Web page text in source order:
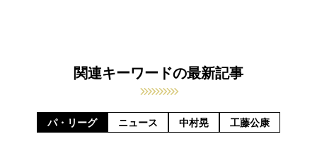
関連キーワードの最新記事
パ・リーグ ニュース 中村晃 工藤公康